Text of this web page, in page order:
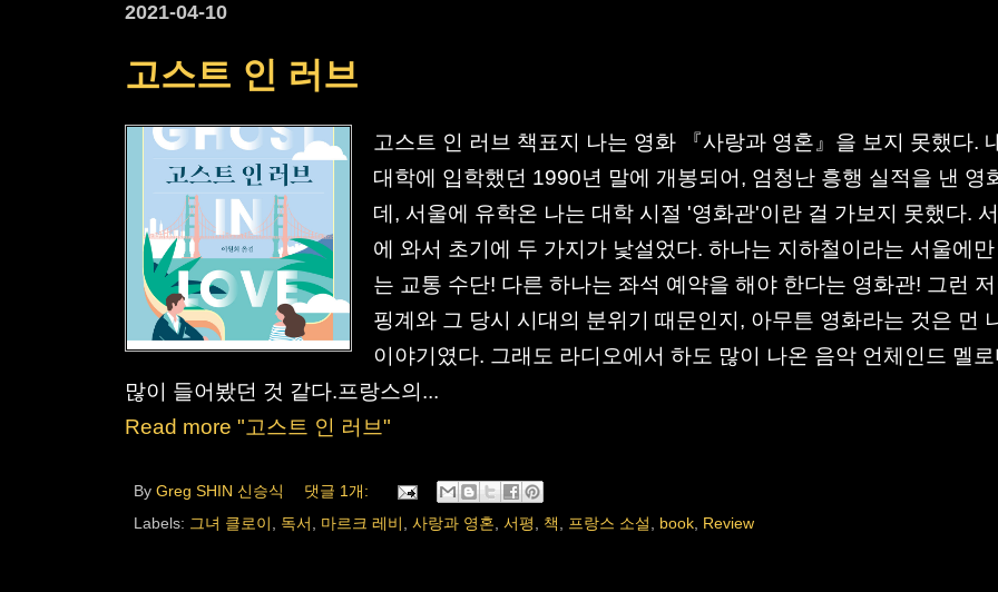
2021-04-10
고스트 인 러브
고스트 인 러브 책표지 나는 영화 『사랑과 영혼』을 보지 못했다.
대학에 입학했던 1990년 말에 개봉되어, 엄청난 흥행 실적을 낸 영
데, 서울에 유학온 나는 대학 시절 '영화관'이란 걸 가보지 못했다.
에 와서 초기에 두 가지가 낯설었다. 하나는 지하철이라는 서울에만
는 교통 수단! 다른 하나는 좌석 예약을 해야 한다는 영화관! 그런 저
핑계와 그 당시 시대의 분위기 때문인지, 아무튼 영화라는 것은 먼
이야기였다. 그래도 라디오에서 하도 많이 나온 음악 언체인드 멜
많이 들어봤던 것 같다.프랑스의...
Read more "고스트 인 러브"
By Greg SHIN 신승식
댓글 1개:
Labels: 그녀 클로이 독서 마르크 레비 사랑과 영혼 서평 책 프랑스 소설 book Review